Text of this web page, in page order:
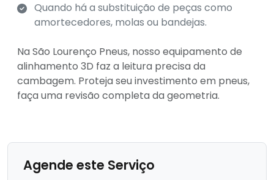
Quando há a substituição de peças como
amortecedores, molas ou bandejas.
Na São Lourenço Pneus, nosso equipamento de
alinhamento 3D faz a leitura precisa da
cambagem. Proteja seu investimento em pneus,
faça uma revisão completa da geometria.
Agende este Serviço